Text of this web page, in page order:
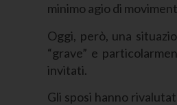
minimo agio di
Oggi, però, una
“grave” e
invitati.
Gli sposi hanno